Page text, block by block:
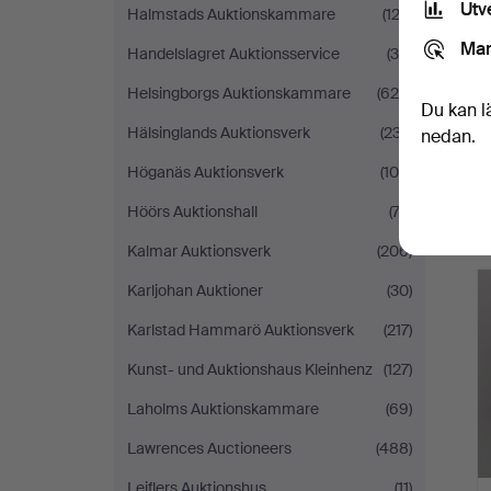
Halmstads Auktionskammare
(123)
Handelslagret Auktionsservice
(35)
Helsingborgs Auktionskammare
(620)
Hälsinglands Auktionsverk
(237)
Höganäs Auktionsverk
(105)
Höörs Auktionshall
(73)
Kalmar Auktionsverk
(206)
Karljohan Auktioner
(30)
Karlstad Hammarö Auktionsverk
(217)
Kunst- und Auktionshaus Kleinhenz (127)
Laholms Auktionskammare
(69)
Lawrences Auctioneers
(488)
Du kan
nedan.